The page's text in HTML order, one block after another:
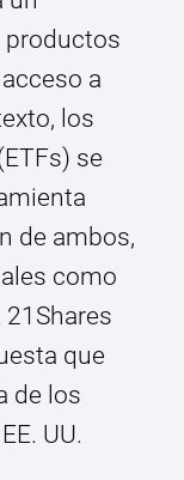
productos
a
los
se
de ambos,
como
que
de los
UU.